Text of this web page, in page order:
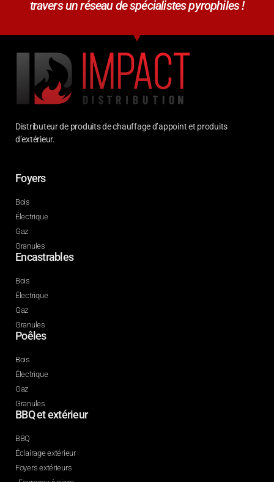
travers un réseau de spécialistes pyrophiles !
Distributeur de produits de chauffage d’appoint et produits
d’extérieur.
Foyers
Bois
Électrique
Gaz
Granules
Encastrables
Bois
Électrique
Gaz
Granules
Poêles
Bois
Électrique
Gaz
Granules
BBQ et extérieur
BBQ
Éclairage extérieur
Foyers extérieurs